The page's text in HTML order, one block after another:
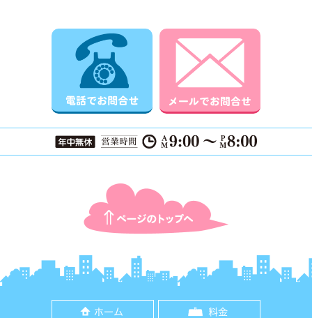
電話でお問合せ